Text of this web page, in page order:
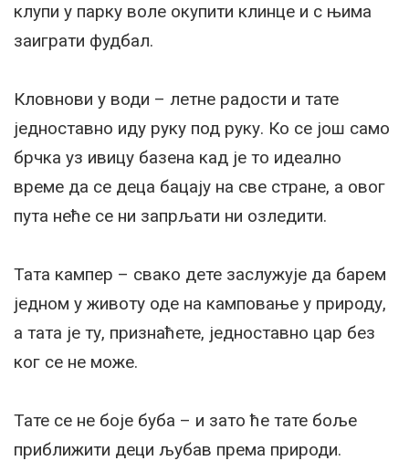
клупи у парку воле окупити клинце и с њима
заиграти фудбал.
Кловнови у води – летне радости и тате
једноставно иду руку под руку. Ко се још само
брчка уз ивицу базена кад је то идеално
време да се деца бацају на све стране, а овог
пута неће се ни запрљати ни озледити.
Тата кампер – свако дете заслужује да барем
једном у животу оде на камповање у природу,
а тата је ту, признаћете, једноставно цар без
ког се не може.
Тате се не боје буба – и зато ће тате боље
приближити деци љубав према природи.